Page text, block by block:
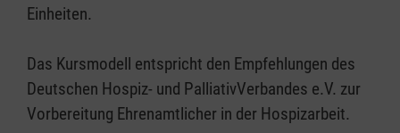
Einheiten.
Das Kursmodell entspricht den Empfehlungen des
Deutschen Hospiz- und PalliativVerbandes e.V. zur
Vorbereitung Ehrenamtlicher in der Hospizarbeit.